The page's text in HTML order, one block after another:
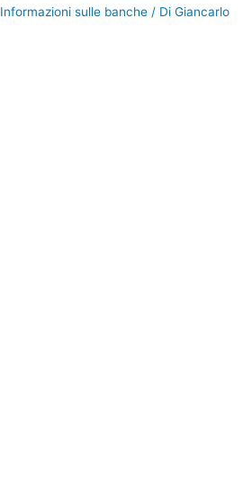
Informazioni sulle banche / Di Giancarlo